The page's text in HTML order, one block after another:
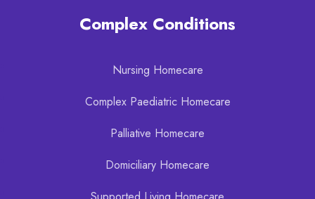
Complex Conditions
Nursing Homecare
Complex Paediatric Homecare
Palliative Homecare
Domiciliary Homecare